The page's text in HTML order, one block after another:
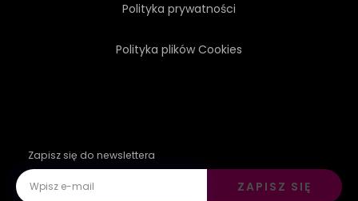
Polityka prywatności
Polityka plików Cookies
Zapisz się do newslettera
ZAPISZ SIĘ